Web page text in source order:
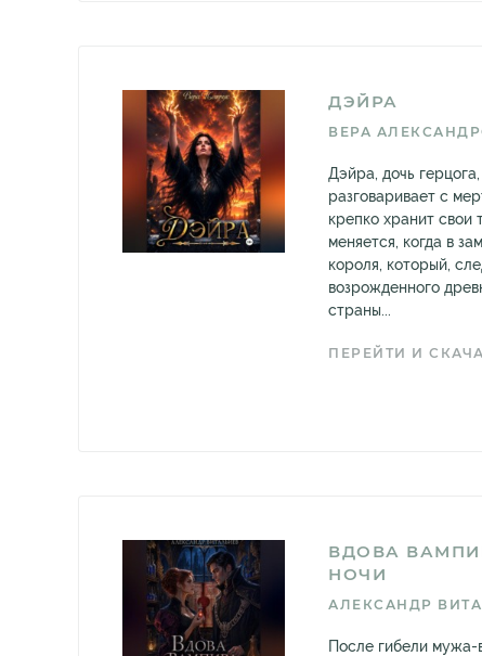
ДЭЙРА
ВЕРА
Дэйра, дочь
разговаривает с
крепко хранит свои
меняется, когда в
короля, который,
возрожденного
страны...
ПЕРЕЙТИ И
ВДОВА
НОЧИ
АЛЕКСАНДР
После гибели